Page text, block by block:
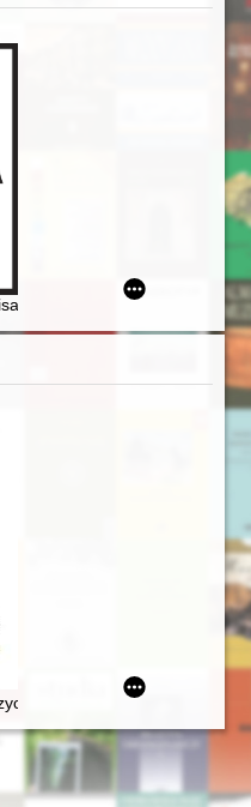
"Ignacy Loga-Sowiński
(do I wojny światowej).